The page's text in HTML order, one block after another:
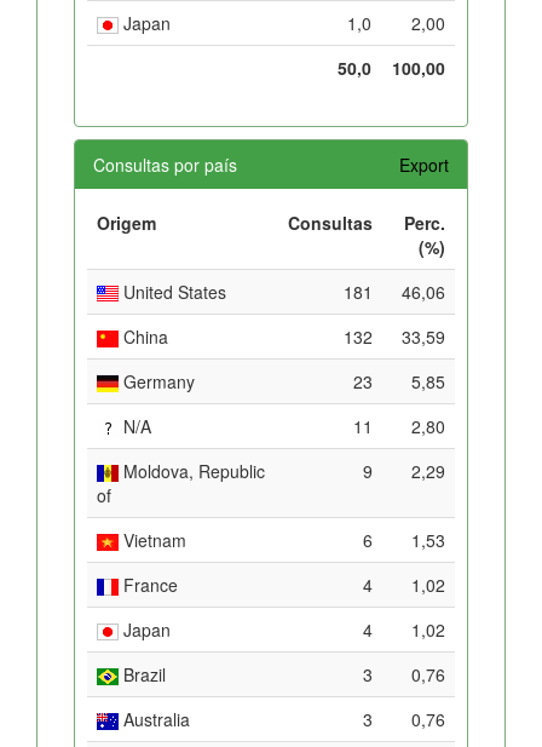
Japan
1,0
2,00
50,0
100,00
Consultas por país Export
Origem Consultas
Perc.
(%)
United States
181
46,06
China
132
33,59
Germany
23
5,85
N/A
11
2,80
Moldova, Republic
of
9 2,29
Vietnam 6
1,53
France
4
1,02
Japan
4
1,02
Brazil
3
0,76
Australia
3
0,76